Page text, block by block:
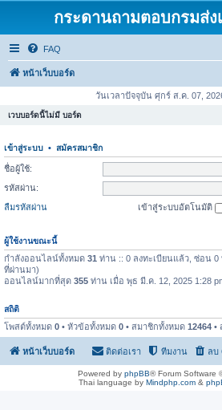
กระดานถามตอบกรมส่
FAQ
หน้าเว็บบอร์ด
วันเวลาปัจจุบัน ศุกร์ ส.ค. 07,
เวบบอร์ดนี้ไม่มี บอร์ด
เข้าสู่ระบบ • สมัครสมาชิก
ชื่อผู้ใช้:
รหัสผ่าน:
ลืมรหัสผ่าน เข้าสู่ระบบอัตโนมัติ
ผู้ใช้งานขณะนี้
กำลังออนไลน์ทั้งหมด 31 ท่าน :: 0 ลงทะเบียนแล้ว, ซ่อน
ที่ผ่านมา)
ออนไลน์มากที่สุด 355 ท่าน เมื่อ พุธ มี.ค. 12, 2025 1:28
สถิติ
โพสต์ทั้งหมด 0 • หัวข้อทั้งหมด 0 • สมาชิกทั้งหมด 12464 •
หน้าเว็บบอร์ด ลบ
ทีมงาน
ติดต่อเรา
Powered by phpBB® Forum Software
Thai language by Mindphp.com&